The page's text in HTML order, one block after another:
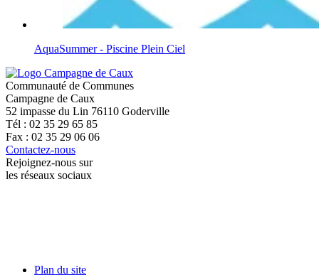
AquaSummer - Piscine Plein Ciel
Communauté de Communes
Campagne de Caux
52 impasse du Lin 76110 Goderville
Tél : 02 35 29 65 85
Fax : 02 35 29 06 06
Contactez-nous
Rejoignez-nous sur
les réseaux sociaux
Plan du site